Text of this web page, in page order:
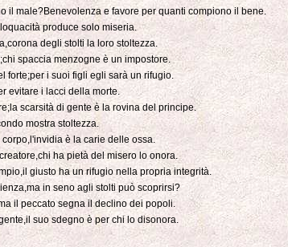
il male?Benevolenza e favore per quanti compiono il bene.
produce solo miseria.
degli stolti la loro stoltezza.
spaccia menzogne è un impostore.
forte;per i suoi figli egli sarà un rifugio.
evitare i lacci della morte.
scarsità di gente è la rovina del principe.
mostra stoltezza.
è la carie delle ossa.
ha pietà del misero lo onora.
giusto ha un rifugio nella propria integrità.
in seno agli stolti può scoprirsi?
il peccato segna il declino dei popoli.
suo sdegno è per chi lo disonora.